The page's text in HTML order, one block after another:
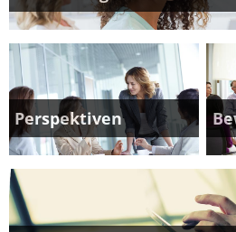
Perspektiven